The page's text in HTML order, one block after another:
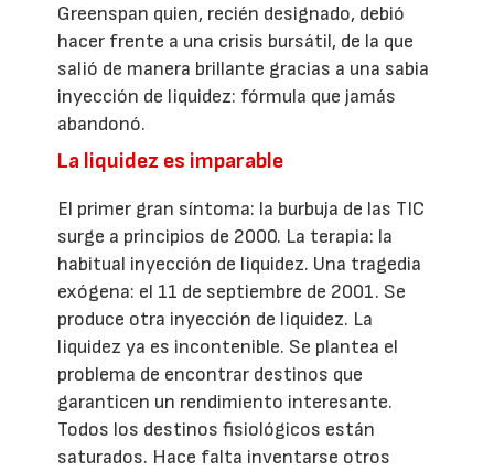
Greenspan quien, recién designado, debió
hacer frente a una crisis bursátil, de la que
salió de manera brillante gracias a una sabia
inyección de liquidez: fórmula que jamás
abandonó.
La liquidez es imparable
El primer gran síntoma: la burbuja de las TIC
surge a principios de 2000. La terapia: la
habitual inyección de liquidez. Una tragedia
exógena: el 11 de septiembre de 2001. Se
produce otra inyección de liquidez. La
liquidez ya es incontenible. Se plantea el
problema de encontrar destinos que
garanticen un rendimiento interesante.
Todos los destinos fisiológicos están
saturados. Hace falta inventarse otros